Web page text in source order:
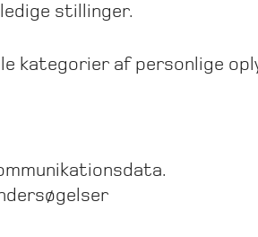
stillinger.
kategorier af personlige